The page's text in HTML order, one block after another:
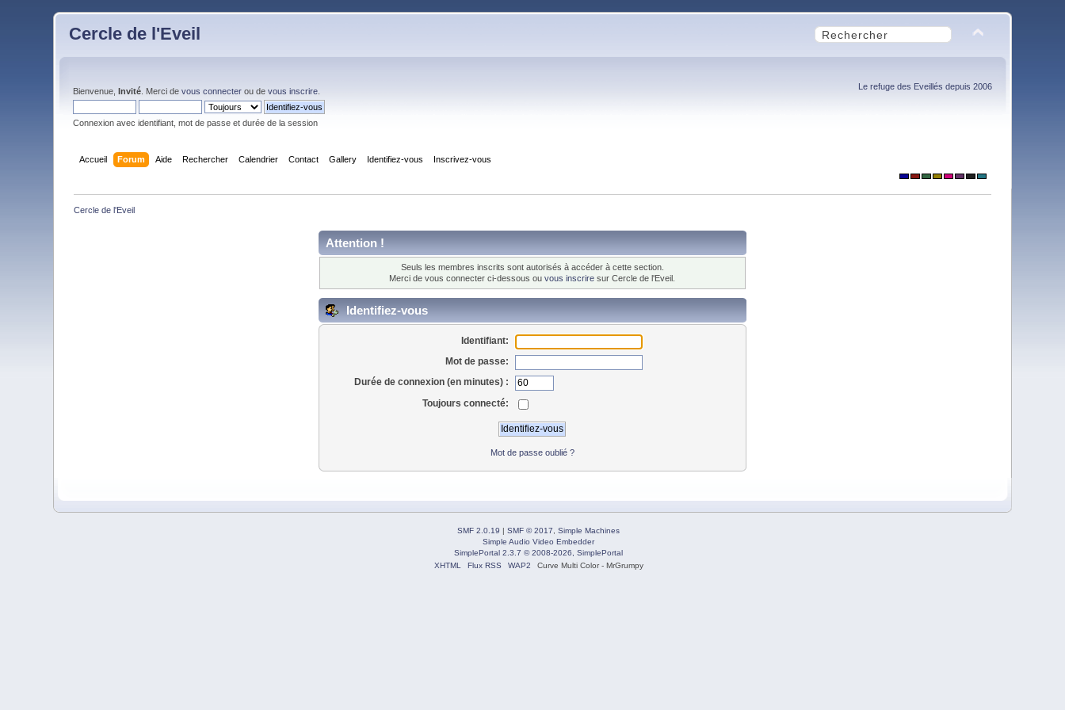
Cercle de l'Eveil
Bienvenue,Invité . Merci devous connecter ou devous inscrire
Connexion avec identifiant, mot de passe et durée de la session
Le refuge des Eveillés depuis 2006
Accueil Forum Aide Rechercher Calendrier Contact Gallery Identifiez-vous Inscrivez-vous
Cercle de l'Eveil
Attention !
Seuls les membres inscrits sont autorisés à accéder à cette section.
Merci de vous connecter ci-dessous ouvous inscrire sur Cercle de l'Eveil.
Identifiez-vous
Identifiant:
Mot de passe:
Durée de connexion (en minutes) :
Toujours connecté:
Mot de passe oublié ?
SMF 2.0.19 | SMF © 2017
Simple Machines
Simple Audio Video Embedder
SimplePortal 2.3.7 © 2008-2026, SimplePortal
XHTML
Flux RSS WAP2 Curve Multi Color - MrGrumpy